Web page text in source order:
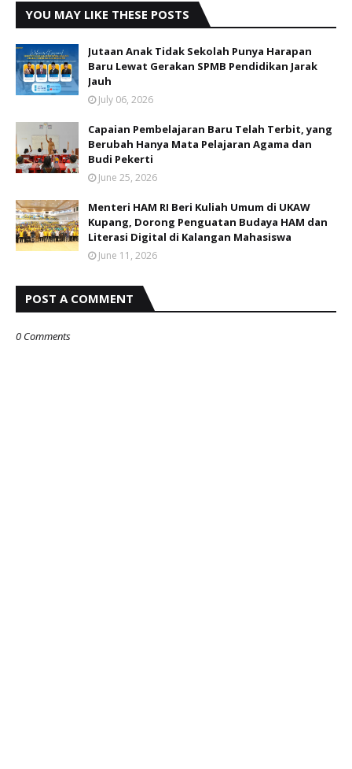
YOU MAY LIKE THESE POSTS
Jutaan Anak Tidak Sekolah Punya Harapan
Baru Lewat Gerakan SPMB Pendidikan Jarak
Jauh
July 06, 2026
Capaian Pembelajaran Baru Telah Terbit, yang
Berubah Hanya Mata Pelajaran Agama dan
Budi Pekerti
June 25, 2026
Menteri HAM RI Beri Kuliah Umum di UKAW
Kupang, Dorong Penguatan Budaya HAM dan
Literasi Digital di Kalangan Mahasiswa
June 11, 2026
POST A COMMENT
0 Comments